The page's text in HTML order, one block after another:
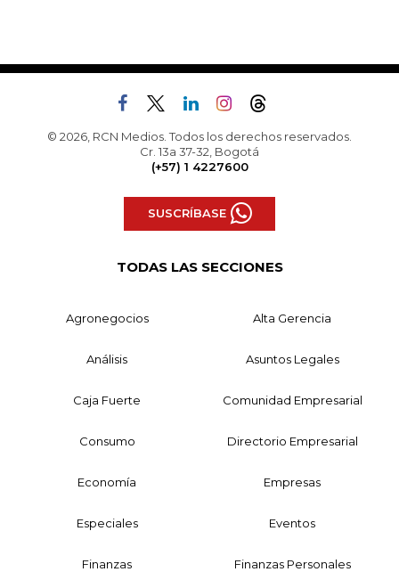
© 2026, RCN Medios. Todos los derechos reservados.
Cr. 13a 37-32, Bogotá
(+57) 1 4227600
SUSCRÍBASE
TODAS LAS SECCIONES
Agronegocios Alta Gerencia
Análisis Asuntos Legales
Caja Fuerte Comunidad Empresarial
Consumo Directorio Empresarial
Economía Empresas
Especiales Eventos
Finanzas Finanzas Personales